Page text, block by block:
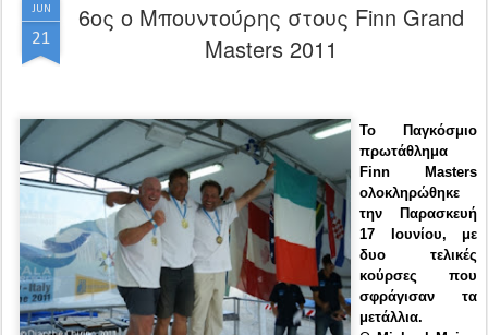
JUN
21
6ος ο Μπουντούρης στους Finn Grand
Masters 2011
Το Παγκόσμιο
πρωτάθλημα
Finn Masters
ολοκληρώθηκε
την Παρασκευή
17 Ιουνίου, με
δυο τελικές
κούρσες που
σφράγισαν τα
μετάλλια.